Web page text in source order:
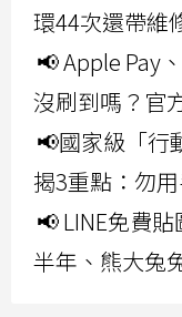
環44次還帶維
📢 Apple Pay
沒刷到嗎？官
📢國家級「行
揭3重點：勿
📢 LINE免費
半年、熊大兔